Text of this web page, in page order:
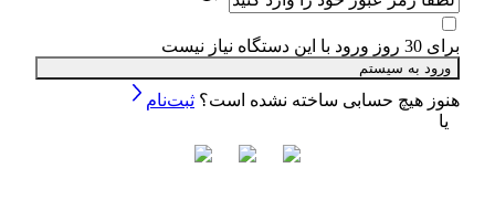
برای 30 روز ورود با این دستگاه نیاز نیست
ورود به سیستم
هنوز هیچ حسابی ساخته نشده است؟ ثبت‌نام
یا